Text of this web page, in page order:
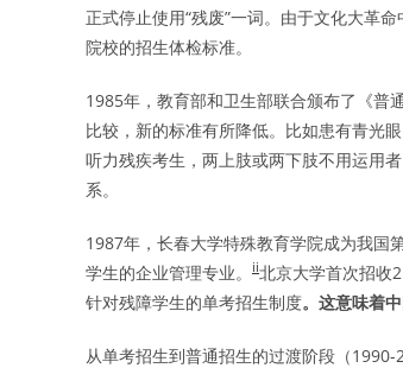
正式停止使用“残废”一词。由于文化大革
院校的招生体检标准。
1985年，教育部和卫生部联合颁布了《普
比较，新的标准有所降低。比如患有青光
听力残疾考生，两上肢或两下肢不用运用
系。
1987年，长春大学特殊教育学院成为我国
学生的企业管理专业。
ii北京大学首次招收
针对残障学生的单考招生制度。这意味着
从单考招生到普通招生的过渡阶段（